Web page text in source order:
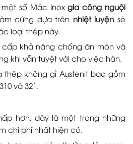
, một số Mác Inoxgia công nguội
cứng dựa trên nhiệt luyện sẽ
loại thép này.
cấp khả năng chống ăn mòn và
khi vẫn tuyệt vời cho việc hàn.
không gỉ Austenit bao gồm
và 321.
hơn, đây là một trong những
chi phí nhất hiện có.